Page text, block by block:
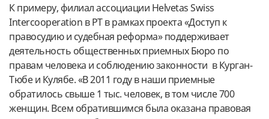
К примеру, филиал ассоциации Helvetas Swiss
Intercooperation в РТ в рамках проекта «Доступ к
правосудию и судебная реформа» поддерживает
деятельность общественных приемных Бюро по
правам человека и соблюдению законности в Курган-
Тюбе и Кулябе. «В 2011 году в наши приемные
обратилось свыше 1 тыс. человек, в том числе 700
женщин. Всем обратившимся была оказана правовая